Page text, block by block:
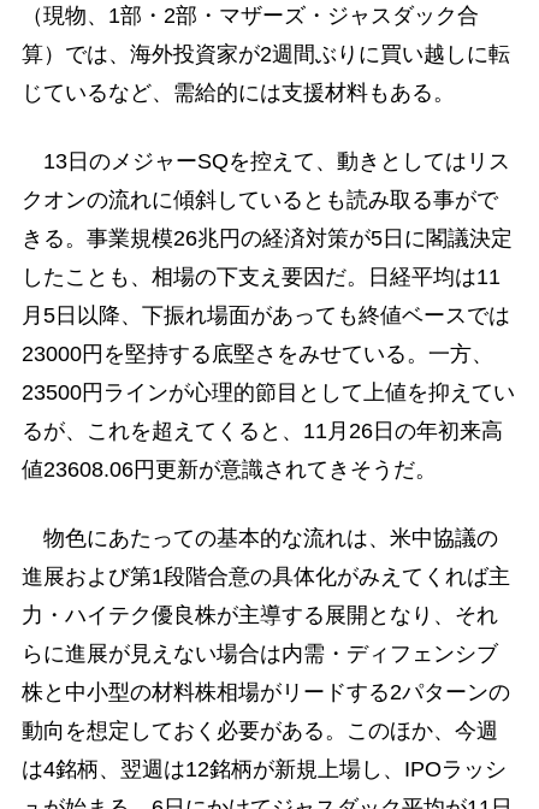
（現物、1部・2部・マザーズ・ジャスダック合
算）では、海外投資家が2週間ぶりに買い越しに転
じているなど、需給的には支援材料もある。
13日のメジャーSQを控えて、動きとしてはリス
クオンの流れに傾斜しているとも読み取る事がで
きる。事業規模26兆円の経済対策が5日に閣議決定
したことも、相場の下支え要因だ。日経平均は11
月5日以降、下振れ場面があっても終値ベースでは
23000円を堅持する底堅さをみせている。一方、
23500円ラインが心理的節目として上値を抑えてい
るが、これを超えてくると、11月26日の年初来高
値23608.06円更新が意識されてきそうだ。
物色にあたっての基本的な流れは、米中協議の
進展および第1段階合意の具体化がみえてくれば主
力・ハイテク優良株が主導する展開となり、それ
らに進展が見えない場合は内需・ディフェンシブ
株と中小型の材料株相場がリードする2パターンの
動向を想定しておく必要がある。このほか、今週
は4銘柄、翌週は12銘柄が新規上場し、IPOラッシ